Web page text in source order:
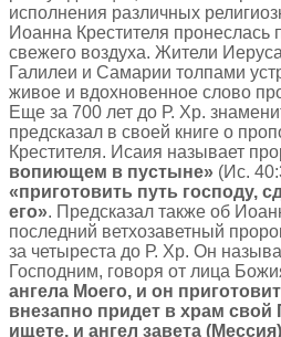
исполнения различных
Иоанна Крестителя пронеслась
свежего воздуха. Жители
Галилеи и Самарии толпами
живое и вдохновенное слово
Еще за 700 лет до Р. Хр.
предсказал в своей книге о
Крестителя. Исаия называет
вопиющем в пустыне» (Ис.
«приготовить путь господу,
его». Предсказал также об
последний ветхозаветный
за четыреста до Р. Хр. Он
Господним, говоря от лица
ангела Моего, и он
внезапно придет в храм свой
ищете, и ангел завета